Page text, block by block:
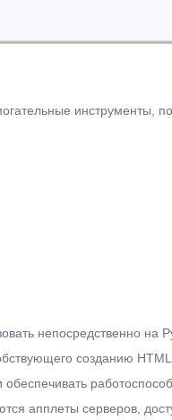
инструменты,
непосредственно на
созданию
обеспечивать
апплеты серверов,